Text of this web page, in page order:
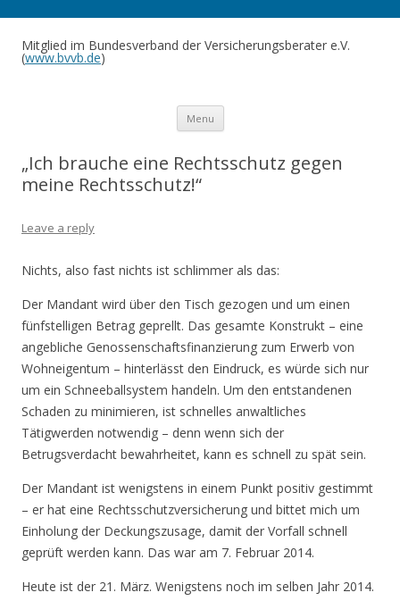
Mitglied im Bundesverband der Versicherungsberater e.V.
(www.bvvb.de)
Menu Skip to content
„Ich brauche eine Rechtsschutz gegen
meine Rechtsschutz!“
Leave a reply
Nichts, also fast nichts ist schlimmer als das:
Der Mandant wird über den Tisch gezogen und um einen
fünfstelligen Betrag geprellt. Das gesamte Konstrukt – eine
angebliche Genossenschaftsfinanzierung zum Erwerb von
Wohneigentum – hinterlässt den Eindruck, es würde sich nur
um ein Schneeballsystem handeln. Um den entstandenen
Schaden zu minimieren, ist schnelles anwaltliches
Tätigwerden notwendig – denn wenn sich der
Betrugsverdacht bewahrheitet, kann es schnell zu spät sein.
Der Mandant ist wenigstens in einem Punkt positiv gestimmt
– er hat eine Rechtsschutzversicherung und bittet mich um
Einholung der Deckungszusage, damit der Vorfall schnell
geprüft werden kann. Das war am 7. Februar 2014.
Heute ist der 21. März. Wenigstens noch im selben Jahr 2014.